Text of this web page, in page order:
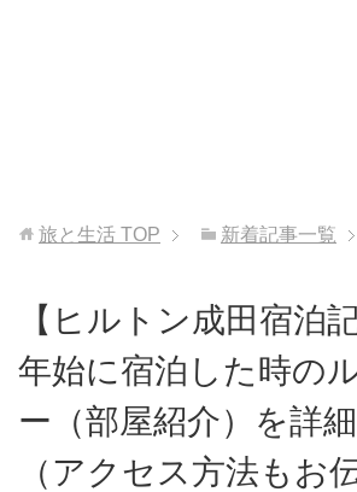
旅と生活 TOP 新着記事一覧
【ヒルトン成田宿泊
年始に宿泊した時の
ー（部屋紹介）を詳
（アクセス方法もお